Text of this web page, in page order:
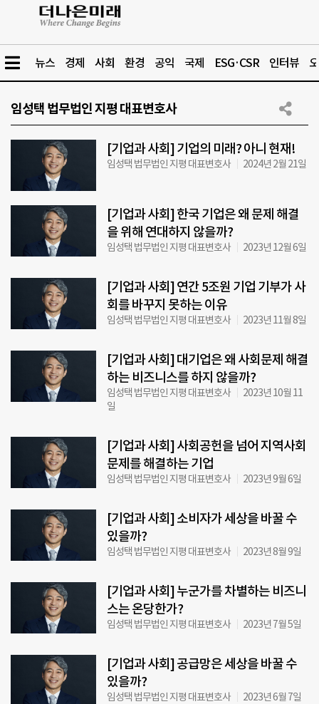
뉴스 경제 사회 환경 공익 국제 ESG·CSR 인터뷰
임성택 법무법인 지평 대표변호사
[기업과 사회] 기업의 미래? 아니 현재!
임성택 법무법인 지평 대표변호사 2024년 2월 21일
[기업과 사회] 한국 기업은 왜 문제 해결
을 위해 연대하지 않을까?
임성택 법무법인 지평 대표변호사 2023년 12월 6일
[기업과 사회] 연간 5조원 기업 기부가 사
회를 바꾸지 못하는 이유
임성택 법무법인 지평 대표변호사 2023년 11월 8일
[기업과 사회] 대기업은 왜 사회문제 해결
하는 비즈니스를 하지 않을까?
임성택 법무법인 지평 대표변호사
2023년 10월 11
일
[기업과 사회] 사회공헌을 넘어 지역사회
문제를 해결하는 기업
임성택 법무법인 지평 대표변호사 2023년 9월 6일
[기업과 사회] 소비자가 세상을 바꿀 수
있을까?
임성택 법무법인 지평 대표변호사 2023년 8월 9일
[기업과 사회] 누군가를 차별하는 비즈니
스는 온당한가?
임성택 법무법인 지평 대표변호사 2023년 7월 5일
[기업과 사회] 공급망은 세상을 바꿀 수
있을까?
임성택 법무법인 지평 대표변호사 2023년 6월 7일